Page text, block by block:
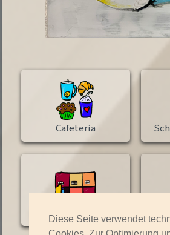
Diese Seite verwendet
Cafeteria
Schließfach